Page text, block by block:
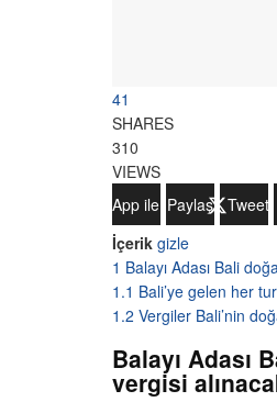
41
SHARES
310
VIEWS
WhatsApp ile Gönder
Paylaş
Tweetle
İçerik gizle
1 Balayı Adası Bali
1.1 Bali’ye gelen her
1.2 Vergiler Bali’nin
Balayı Adası
vergisi